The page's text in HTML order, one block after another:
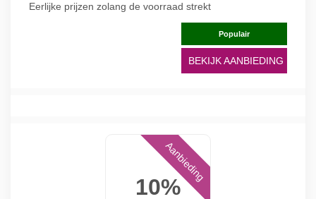
Eerlijke prijzen zolang de voorraad strekt
Populair
BEKIJK AANBIEDING
10%
Aanbieding